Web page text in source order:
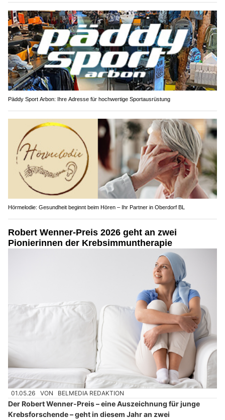
Päddy Sport Arbon: Ihre Adresse für hochwertige Sportausrüstung
Hörmelodie: Gesundheit beginnt beim Hören – Ihr Partner in Oberdorf BL
Robert Wenner-Preis 2026 geht an zwei
Pionierinnen der Krebsimmuntherapie
01.05.26 VON BELMEDIA REDAKTION
Der Robert Wenner-Preis – eine Auszeichnung für junge
Krebsforschende – geht in diesem Jahr an zwei